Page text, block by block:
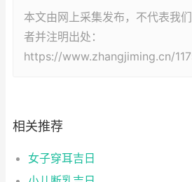
本文由网上采集发布，不代表我
者并注明出处：
https://www.zhangjiming.cn/
相关推荐
女子穿耳吉日